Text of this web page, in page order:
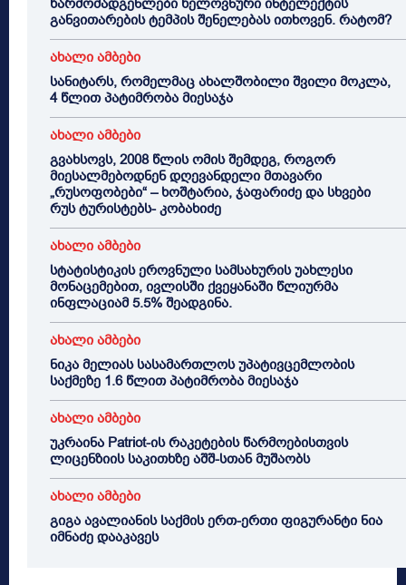
წარმომადგენლები ხელოვნური ინტელექტის
განვითარების ტემპის შენელებას ითხოვენ. რატომ?
ახალი ამბები
სანიტარს, რომელმაც ახალშობილი შვილი მოკლა,
4 წლით პატიმრობა მიესაჯა
ახალი ამბები
გვახსოვს, 2008 წლის ომის შემდეგ, როგორ
მიესალმებოდნენ დღევანდელი მთავარი
„რუსოფობები“ – ხოშტარია, ჯაფარიძე და სხვები
რუს ტურისტებს- კობახიძე
ახალი ამბები
სტატისტიკის ეროვნული სამსახურის უახლესი
მონაცემებით, ივლისში ქვეყანაში წლიურმა
ინფლაციამ 5.5% შეადგინა.
ახალი ამბები
ნიკა მელიას სასამართლოს უპატივცემლობის
საქმეზე 1.6 წლით პატიმრობა მიესაჯა
ახალი ამბები
უკრაინა Patriot-ის რაკეტების წარმოებისთვის
ლიცენზიის საკითხზე აშშ-სთან მუშაობს
ახალი ამბები
გიგა ავალიანის საქმის ერთ-ერთი ფიგურანტი ნია
იმნაძე დააკავეს